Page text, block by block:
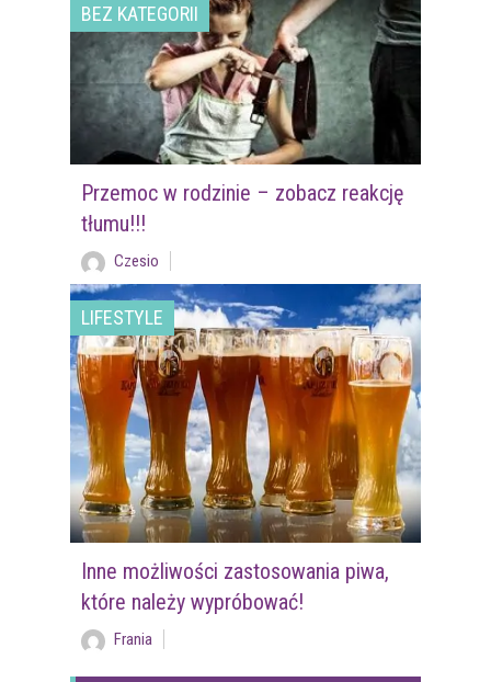
BEZ KATEGORII
Przemoc w rodzinie – zobacz reakcję
tłumu!!!
Czesio
LIFESTYLE
Inne możliwości zastosowania piwa,
które należy wypróbować!
Frania